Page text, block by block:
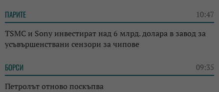
ПАРИТЕ 10:47
TSMC и Sony инвестират над 6 млрд. долара в завод за
усъвършенствани сензори за чипове
БОРСИ 09:35
Петролът отново поскъпва